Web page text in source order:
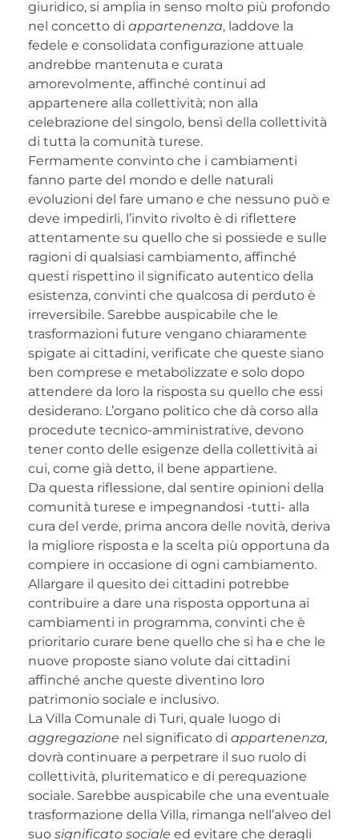
giuridico, si amplia in senso molto più profondo
nel concetto di appartenenza, laddove la
fedele e consolidata configurazione attuale
andrebbe mantenuta e curata
amorevolmente, affinché continui ad
appartenere alla collettività; non alla
celebrazione del singolo, bensì della collettività
di tutta la comunità turese.
Fermamente convinto che i cambiamenti
fanno parte del mondo e delle naturali
evoluzioni del fare umano e che nessuno può e
deve impedirli, l’invito rivolto è di riflettere
attentamente su quello che si possiede e sulle
ragioni di qualsiasi cambiamento, affinché
questi rispettino il significato autentico della
esistenza, convinti che qualcosa di perduto è
irreversibile. Sarebbe auspicabile che le
trasformazioni future vengano chiaramente
spigate ai cittadini, verificate che queste siano
ben comprese e metabolizzate e solo dopo
attendere da loro la risposta su quello che essi
desiderano. L’organo politico che dà corso alla
procedute tecnico-amministrative, devono
tener conto delle esigenze della collettività ai
cui, come già detto, il bene appartiene.
Da questa riflessione, dal sentire opinioni della
comunità turese e impegnandosi -tutti- alla
cura del verde, prima ancora delle novità, deriva
la migliore risposta e la scelta più opportuna da
compiere in occasione di ogni cambiamento.
Allargare il quesito dei cittadini potrebbe
contribuire a dare una risposta opportuna ai
cambiamenti in programma, convinti che è
prioritario curare bene quello che si ha e che le
nuove proposte siano volute dai cittadini
affinché anche queste diventino loro
patrimonio sociale e inclusivo.
La Villa Comunale di Turi, quale luogo di
aggregazione nel significato di appartenenza,
dovrà continuare a perpetrare il suo ruolo di
collettività, pluritematico e di perequazione
sociale. Sarebbe auspicabile che una eventuale
trasformazione della Villa, rimanga nell’alveo del
suo significato sociale ed evitare che deragli